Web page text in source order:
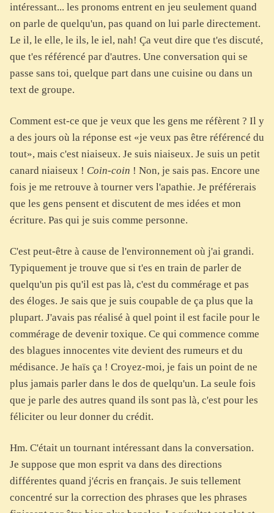
intéressant... les pronoms entrent en jeu seulement quand
on parle de quelqu'un, pas quand on lui parle directement.
Le il, le elle, le ils, le iel, nah! Ça veut dire que t'es discuté,
que t'es référencé par d'autres. Une conversation qui se
passe sans toi, quelque part dans une cuisine ou dans un
text de groupe.
Comment est-ce que je veux que les gens me réfèrent ? Il y
a des jours où la réponse est «je veux pas être référencé du
tout», mais c'est niaiseux. Je suis niaiseux. Je suis un petit
canard niaiseux ! Coin-coin ! Non, je sais pas. Encore une
fois je me retrouve à tourner vers l'apathie. Je préférerais
que les gens pensent et discutent de mes idées et mon
écriture. Pas qui je suis comme personne.
C'est peut-être à cause de l'environnement où j'ai grandi.
Typiquement je trouve que si t'es en train de parler de
quelqu'un pis qu'il est pas là, c'est du commérage et pas
des éloges. Je sais que je suis coupable de ça plus que la
plupart. J'avais pas réalisé à quel point il est facile pour le
commérage de devenir toxique. Ce qui commence comme
des blagues innocentes vite devient des rumeurs et du
médisance. Je haïs ça ! Croyez-moi, je fais un point de ne
plus jamais parler dans le dos de quelqu'un. La seule fois
que je parle des autres quand ils sont pas là, c'est pour les
féliciter ou leur donner du crédit.
Hm. C'était un tournant intéressant dans la conversation.
Je suppose que mon esprit va dans des directions
différentes quand j'écris en français. Je suis tellement
concentré sur la correction des phrases que les phrases